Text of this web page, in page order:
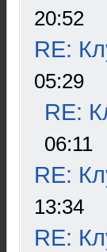
20:52
RE:
05:29
RE:
06:11
RE:
13:34
RE: